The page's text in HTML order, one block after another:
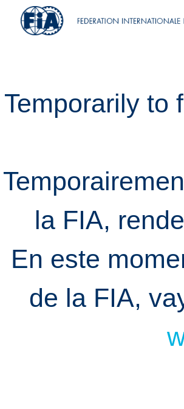
Temporarily to
la FIA,
En este
de la FIA,